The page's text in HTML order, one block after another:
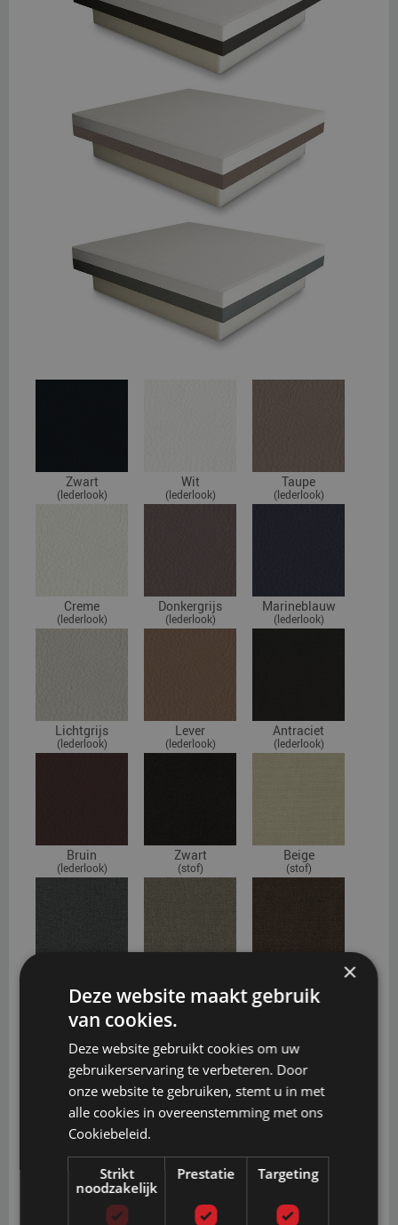
Zwart
(lederlook)
Wit
(lederlook)
Taupe
(lederlook)
Creme
(lederlook)
Donkergrijs
(lederlook)
Marineblauw
(lederlook)
Lichtgrijs
(lederlook)
Lever
(lederlook)
Antraciet
(lederlook)
Bruin
(lederlook)
Zwart
(stof)
Beige
(stof)
(stof) (stof) (stof)
Grijs
(stof)
Antraciet
(stof) (stof)
×
Deze website maakt gebruik
van cookies.
Deze website gebruikt cookies om uw
gebruikerservaring te verbeteren. Door
onze website te gebruiken, stemt u in met
alle cookies in overeenstemming met ons
Cookiebeleid.
Strikt
noodzakelijk
Prestatie Targeting